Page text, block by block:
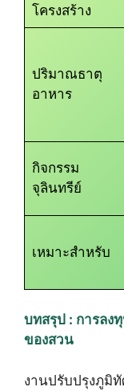
โครงสร้าง
ปริมาณธาตุ
อาหาร
กิจกรรม
จุลินทรีย์
เหมาะสำหรับ
บทสรุป : การลง
ของสวน
งานปรับปรุงภูมิ